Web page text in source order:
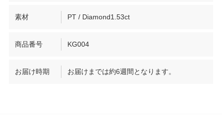
素材 PT / Diamond1.53ct
商品番号 KG004
お届け時期 お届けまでは約6週間となります。